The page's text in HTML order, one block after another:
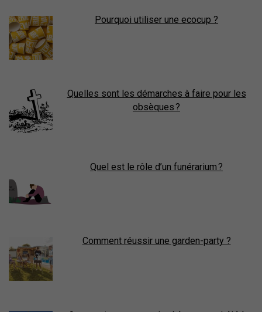
Pourquoi utiliser une ecocup ?
Quelles sont les démarches à faire pour les
obsèques ?
Quel est le rôle d’un funérarium ?
Comment réussir une garden-party ?